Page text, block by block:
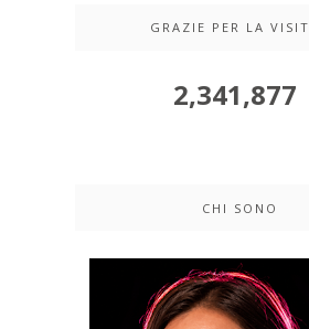
GRAZIE PER LA
2,341,877
CHI SONO